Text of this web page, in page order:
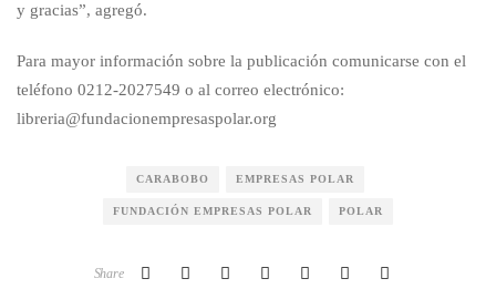
y gracias”, agregó.
Para mayor información sobre la publicación comunicarse con el
teléfono 0212-2027549 o al correo electrónico:
libreria@fundacionempresaspolar.org
CARABOBO EMPRESAS POLAR
FUNDACIÓN EMPRESAS POLAR POLAR
Share